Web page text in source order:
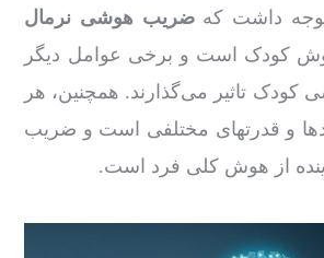
توجه داشت کهضریب هوشی نرمال
هوش کودک است و برخی عوامل دیگر
کودک تاثیر می‌گذارند. همچنین، هر
و قدرتهای مختلفی است و ضریب
از هوش کلی فرد است.